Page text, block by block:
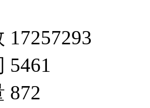
17257293
5461
872